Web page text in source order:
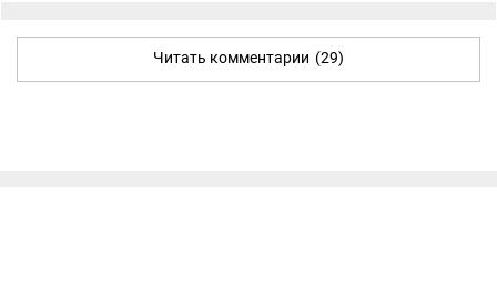
Читать комментарии (29)